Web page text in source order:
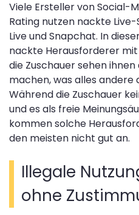
Viele Ersteller von Social-
Rating nutzen nackte
Live und Snapchat. In
nackte Herausforderer
die Zuschauer sehen ihnen
machen, was alles andere
Während die Zuschauer
und es als freie
kommen solche
den meisten nicht gut an.
Illegale
ohne